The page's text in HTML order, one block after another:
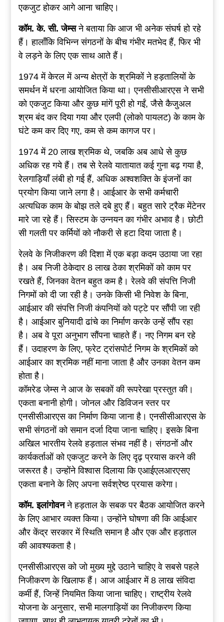
एकजुट होकर आगे आना चाहिए।
कॉम. के. सी. जेम्सने बताया कि आज भी अनेक संघर्ष हो रहे
हैं। हालाँकि विभिन्न संगठनों के बीच गंभीर मतभेद हैं, फिर भी
वे लड़ने के लिए एक साथ आते हैं।
1974 में केरल में अन्य क्षेत्रों के श्रमिकों ने हड़तालियों के
समर्थन में धरना आयोजित किया था। एनसीसीआरएस ने सभी
को एकजुट किया और कुछ मांगें पूरी हो गईं, जैसे कैजुअल
श्रम बंद कर दिया गया और एलपी (लोको पायलट) के काम के
घंटे कम कर दिए गए, कम से कम कागज पर।
1974 में 20 लाख श्रमिक थे, जबकि अब आधे से कुछ
अधिक रह गये हैं। तब से रेलवे यातायात कई गुना बढ़ गया है,
रेलगाड़ियाँ लंबी हो गई हैं, अधिक अश्वशक्ति के इंजनों का
प्रयोग किया जाने लगा है। आईआर के सभी कर्मचारी
अत्यधिक काम के बोझ तले दबे हुए हैं। बहुत सारे ट्रैक मेंटेनर
मारे जा रहे हैं। सिस्टम के उन्नयन का गंभीर अभाव है। छोटी
सी गलती पर कर्मियों को नौकरी से हटा दिया जाता है।
रेलवे के निजीकरण की दिशा में एक बड़ा कदम उठाया जा रहा
है। अब निजी ठेकेदार 8 लाख ठेका श्रमिकों को काम पर
रखते हैं, जिनका वेतन बहुत कम है। रेलवे की संपत्ति निजी
निगमों को दी जा रही है। उनके किसी भी निवेश के बिना,
आईआर की संपत्ति निजी कंपनियों को पट्टे पर सौंपी जा रही
है। आईआर बुनियादी ढांचे का निर्माण करके उन्हें सौंप रहा
है। अब वे पूरा अनुभाग सौंपना चाहते हैं। नए निगम बन रहे
हैं। उदाहरण के लिए, फ्रेट ट्रांसपोर्ट निगम के श्रमिकों को
आईआर का श्रमिक नहीं माना जाता है और उनका वेतन कम
होता है।
कॉमरेड जेम्स ने आज के सबकों की रूपरेखा प्रस्तुत की।
एकता बनानी होगी। जोनल और डिविजन स्तर पर
एनसीसीआरएस का निर्माण किया जाना है। एनसीसीआरएस के
सभी संगठनों को समान दर्जा दिया जाना चाहिए। इसके बिना
अखिल भारतीय रेलवे हड़ताल संभव नहीं है। संगठनों और
कार्यकर्ताओं को एकजुट करने के लिए दृढ़ प्रयास करने की
जरूरत है। उन्होंने विश्वास दिलाया कि एआईएलआरएसए
एकता बनाने के लिए अपना सर्वश्रेष्ठ प्रयास करेगा।
कॉम. इलांगोवनने हड़ताल के सबक पर बैठक आयोजित करने
के लिए आभार व्यक्त किया। उन्होंने घोषणा की कि आईआर
और केंद्र सरकार में स्थिति समान है और एक और हड़ताल
की आवश्यकता है।
एनसीसीआरएस को जो मुख्य मुद्दे उठाने चाहिए वे सबसे पहले
निजीकरण के खिलाफ हैं। आज आईआर में 8 लाख संविदा
कर्मी हैं, जिन्हें नियमित किया जाना चाहिए। राष्ट्रीय रेलवे
योजना के अनुसार, सभी मालगाड़ियों का निजीकरण किया